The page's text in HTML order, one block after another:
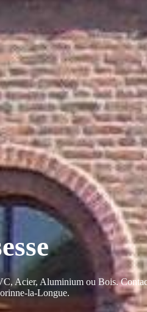
Acier, Aluminium ou Bois.
la-Longue.